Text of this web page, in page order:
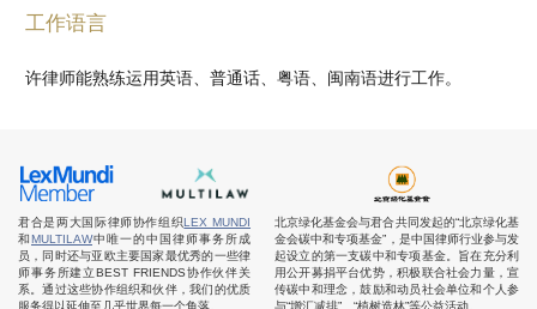
工作语言
许律师能熟练运用英语、普通话、粤语、闽南语进行工作。
君合是两大国际律师协作组织LEX MUNDI
和MULTILAW中唯一的中国律师事务所成
员，同时还与亚欧主要国家最优秀的一些律
师事务所建立BEST FRIENDS协作伙伴关
系。通过这些协作组织和伙伴，我们的优质
服务得以延伸至几乎世界每一个角落。
北京绿化基金会与君合共同发起的“北京绿化基
金会碳中和专项基金”，是中国律师行业参与发
起设立的第一支碳中和专项基金。旨在充分利
用公开募捐平台优势，积极联合社会力量，宣
传碳中和理念，鼓励和动员社会单位和个人参
与“增汇减排”、“植树造林”等公益活动。